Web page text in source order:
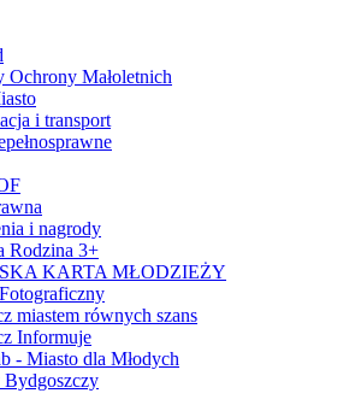
Ochrony Małoletnich
i transport
i nagrody
Rodzina 3+
KARTA MŁODZIEŻY
miastem równych szans
Informuje
- Miasto dla Młodych